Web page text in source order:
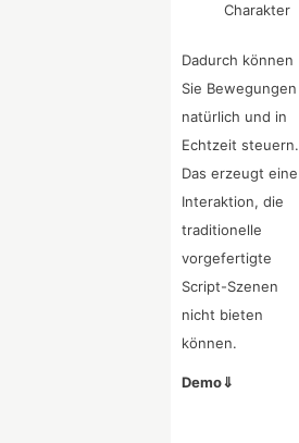
Charakter
Dadurch können
Sie Bewegungen
natürlich und in
Echtzeit steuern.
Das erzeugt eine
Interaktion, die
traditionelle
vorgefertigte
Script-Szenen
nicht bieten
können.
Demo⇓